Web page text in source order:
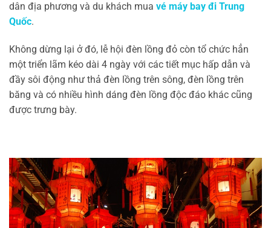
dân địa phương và du khách mua vé máy bay đi Trung
Quốc.
Không dừng lại ở đó, lễ hội đèn lồng đỏ còn tổ chức hẳn
một triển lãm kéo dài 4 ngày với các tiết mục hấp dẫn và
đầy sôi động như thả đèn lồng trên sông, đèn lồng trên
băng và có nhiều hình dáng đèn lồng độc đáo khác cũng
được trưng bày.